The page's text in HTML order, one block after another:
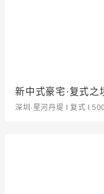
新中式豪宅·复式之
深圳·星河丹堤 I 复式 I